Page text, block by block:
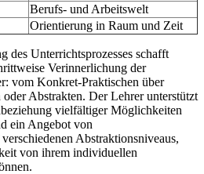
Berufs- und Arbeitswelt
Orientierung in Raum und Zeit
des Unterrichtsprozesses schafft
Verinnerlichung der
vom Konkret-Praktischen über
Abstrakten. Der Lehrer unterstützt
vielfältiger Möglichkeiten
ein Angebot von
Abstraktionsniveaus,
von ihrem individuellen